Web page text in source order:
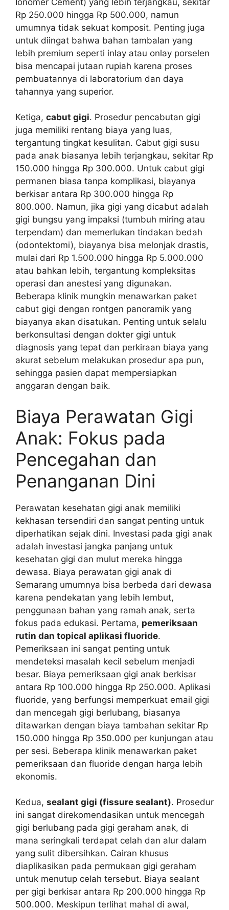
Rp 250.000 hingga Rp 500.000, namun
umumnya tidak sekuat komposit. Penting juga
untuk diingat bahwa bahan tambalan yang
lebih premium seperti inlay atau onlay porselen
bisa mencapai jutaan rupiah karena proses
pembuatannya di laboratorium dan daya
tahannya yang superior.
Ketiga, cabut gigi. Prosedur pencabutan gigi
juga memiliki rentang biaya yang luas,
tergantung tingkat kesulitan. Cabut gigi susu
pada anak biasanya lebih terjangkau, sekitar Rp
150.000 hingga Rp 300.000. Untuk cabut gigi
permanen biasa tanpa komplikasi, biayanya
berkisar antara Rp 300.000 hingga Rp
800.000. Namun, jika gigi yang dicabut adalah
gigi bungsu yang impaksi (tumbuh miring atau
terpendam) dan memerlukan tindakan bedah
(odontektomi), biayanya bisa melonjak drastis,
mulai dari Rp 1.500.000 hingga Rp 5.000.000
atau bahkan lebih, tergantung kompleksitas
operasi dan anestesi yang digunakan.
Beberapa klinik mungkin menawarkan paket
cabut gigi dengan rontgen panoramik yang
biayanya akan disatukan. Penting untuk selalu
berkonsultasi dengan dokter gigi untuk
diagnosis yang tepat dan perkiraan biaya yang
akurat sebelum melakukan prosedur apa pun,
sehingga pasien dapat mempersiapkan
anggaran dengan baik.
Biaya Perawatan Gigi
Anak: Fokus pada
Pencegahan dan
Penanganan Dini
Perawatan kesehatan gigi anak memiliki
kekhasan tersendiri dan sangat penting untuk
diperhatikan sejak dini. Investasi pada gigi anak
adalah investasi jangka panjang untuk
kesehatan gigi dan mulut mereka hingga
dewasa. Biaya perawatan gigi anak di
Semarang umumnya bisa berbeda dari dewasa
karena pendekatan yang lebih lembut,
penggunaan bahan yang ramah anak, serta
fokus pada edukasi. Pertama, pemeriksaan
rutin dan topical aplikasi fluoride.
Pemeriksaan ini sangat penting untuk
mendeteksi masalah kecil sebelum menjadi
besar. Biaya pemeriksaan gigi anak berkisar
antara Rp 100.000 hingga Rp 250.000. Aplikasi
fluoride, yang berfungsi memperkuat email gigi
dan mencegah gigi berlubang, biasanya
ditawarkan dengan biaya tambahan sekitar Rp
150.000 hingga Rp 350.000 per kunjungan atau
per sesi. Beberapa klinik menawarkan paket
pemeriksaan dan fluoride dengan harga lebih
ekonomis.
Kedua, sealant gigi (fissure sealant). Prosedur
ini sangat direkomendasikan untuk mencegah
gigi berlubang pada gigi geraham anak, di
mana seringkali terdapat celah dan alur dalam
yang sulit dibersihkan. Cairan khusus
diaplikasikan pada permukaan gigi geraham
untuk menutup celah tersebut. Biaya sealant
per gigi berkisar antara Rp 200.000 hingga Rp
500.000. Meskipun terlihat mahal di awal,